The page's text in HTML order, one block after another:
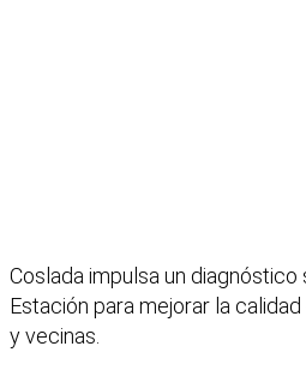
Coslada impulsa un
Estación para mejorar la
y vecinas.